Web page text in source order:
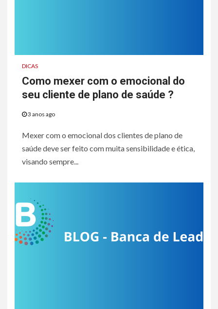
DICAS
Como mexer com o emocional do
seu cliente de plano de saúde ?
3 anos ago
Mexer com o emocional dos clientes de plano de
saúde deve ser feito com muita sensibilidade e ética,
visando sempre...